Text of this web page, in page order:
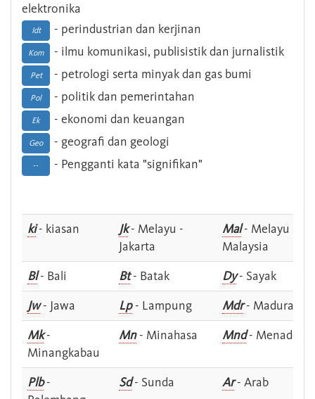
elektronika
Idt - perindustrian dan kerjinan
Kom - ilmu komunikasi, publisistik dan jurnalistik
Pet - petrologi serta minyak dan gas bumi
Pol - politik dan pemerintahan
Ek - ekonomi dan keuangan
Geo - geografi dan geologi
-- - Pengganti kata "signifikan"
ki- kiasan Jk- Melayu -
Jakarta
Mal- Melayu -
Malaysia
Bl- Bali Bt- Batak Dy- Sayak
Jw- Jawa Lp- Lampung Mdr- Madura
Mk-
Minangkabau
Mn- Minahasa Mnd- Menado
Plb-
Sd- Sunda Ar- Arab